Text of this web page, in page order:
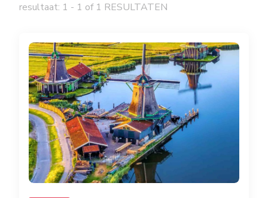
resultaat: 1 - 1 of 1 RESULTATEN